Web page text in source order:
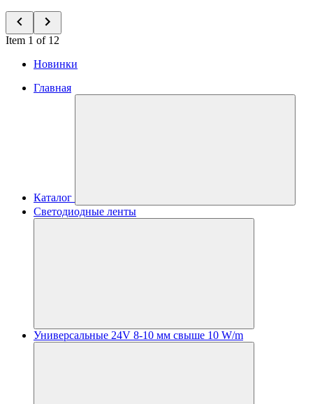
Item 1 of 12
Новинки
Главная
Каталог
Светодиодные ленты
Универсальные 24V 8-10 мм свыше 10 W/m